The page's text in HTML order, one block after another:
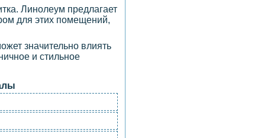
Линолеум предлагает
для этих помещений,
значительно влиять
и стильное